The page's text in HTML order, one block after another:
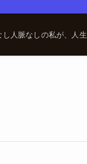
し人脈なしの私が、人